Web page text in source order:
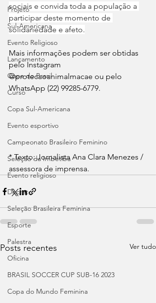
Projeto
Sul-Americana
Evento Religioso
Lançamento
Copa do Brasil
Curso
Copa Sul-Americana
Evento esportivo
Campeonato Brasileiro Feminino
Seleção da Imbetiba
Evento religioso
Decreto
Seleção Brasileira Feminina
Esporte
Palestra
Oficina
BRASIL SOCCER CUP SUB-16 2023
Copa do Mundo Feminina
sociais e convida toda a população a
participar deste momento de
solidariedade e afeto.
Mais informações podem ser obtidas
pelo Instagram
@protecaoanimalmacae ou pelo
WhatsApp (22) 99285-6779.
* Texto: Jornalista Ana Clara Menezes /
assessora de imprensa.
Posts recentes Ver tudo